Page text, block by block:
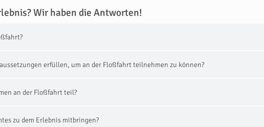
Wir haben die Antworten!
erfüllen, um an der Floßfahrt teilnehmen zu können?
an der Floßfahrt teil?
zu dem Erlebnis mitbringen?